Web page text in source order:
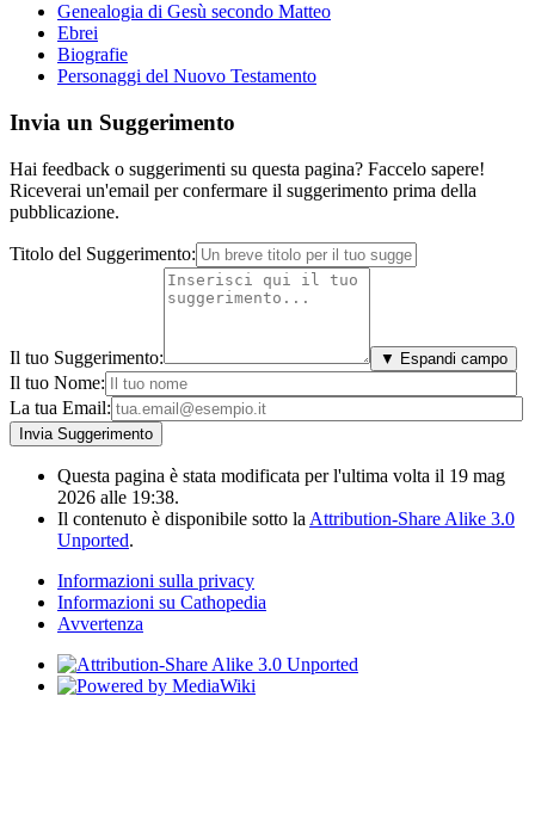
Genealogia di Gesù secondo Matteo
Ebrei
Biografie
Personaggi del Nuovo Testamento
Invia un Suggerimento
Hai feedback o suggerimenti su questa pagina? Faccelo sapere!
Riceverai un'email per confermare il suggerimento prima della
pubblicazione.
Titolo del Suggerimento:
Il tuo Suggerimento: ▼ Espandi campo
Il tuo Nome:
La tua Email:
Questa pagina è stata modificata per l'ultima volta il 19 mag
2026 alle 19:38.
Il contenuto è disponibile sotto la Attribution-Share Alike 3.0
Unported.
Informazioni sulla privacy
Informazioni su Cathopedia
Avvertenza